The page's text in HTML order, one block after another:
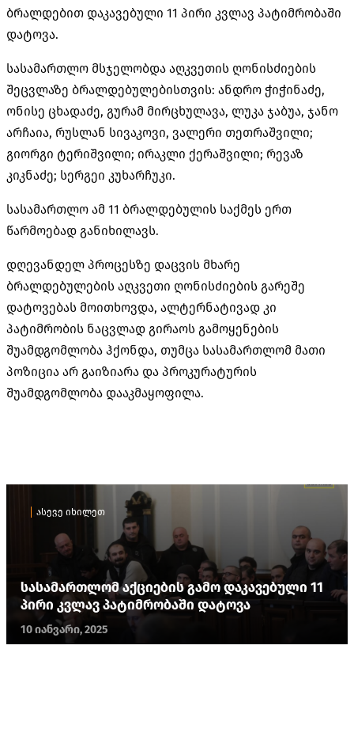
ბრალდებით დაკავებული 11 პირი კვლავ პატიმრობაში
დატოვა.
სასამართლო მსჯელობდა აღკვეთის ღონისძიების
შეცვლაზე ბრალდებულებისთვის: ანდრო ჭიჭინაძე,
ონისე ცხადაძე, გურამ მირცხულავა, ლუკა ჯაბუა, ჯანო
არჩაია, რუსლან სივაკოვი, ვალერი თეთრაშვილი;
გიორგი ტერიშვილი; ირაკლი ქერაშვილი; რევაზ
კიკნაძე; სერგეი კუხარჩუკი.
სასამართლო ამ 11 ბრალდებულის საქმეს ერთ
წარმოებად განიხილავს.
დღევანდელ პროცესზე დაცვის მხარე
ბრალდებულების აღკვეთი ღონისძიების გარეშე
დატოვებას მოითხოვდა, ალტერნატივად კი
პატიმრობის ნაცვლად გირაოს გამოყენების
შუამდგომლობა ჰქონდა, თუმცა სასამართლომ მათი
პოზიცია არ გაიზიარა და პროკურატურის
შუამდგომლობა დააკმაყოფილა.
ასევე იხილეთ
სასამართლომ აქციების გამო დაკავებული 11
პირი კვლავ პატიმრობაში დატოვა
10 იანვარი, 2025